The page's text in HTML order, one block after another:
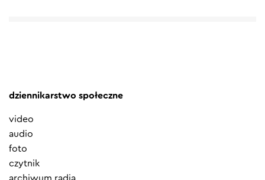
dziennikarstwo społeczne
video
audio
foto
czytnik